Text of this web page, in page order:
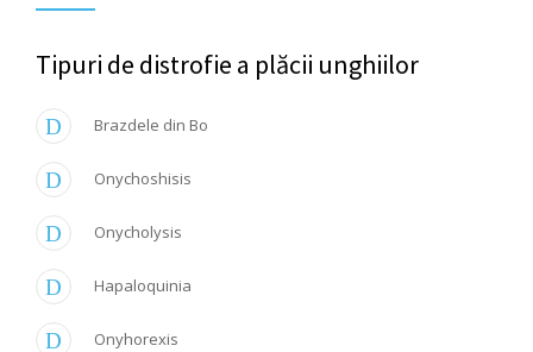
Tipuri de distrofie a plăcii unghiilor
Brazdele din Bo
Onychoshisis
Onycholysis
Hapaloquinia
Onyhorexis